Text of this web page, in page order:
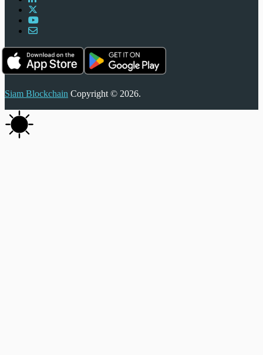
Siam Blockchain Copyright © 2026.